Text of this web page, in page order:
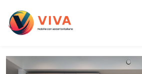
Кухни с